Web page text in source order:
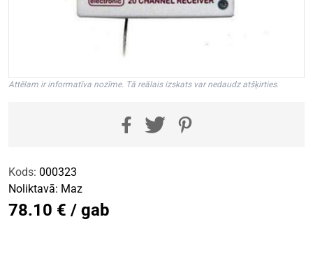
Attēlam ir informatīva nozīme. Tā reālais izskats var nedaudz atšķirties.
Kods: 000323
Noliktavā: Maz
78.10 € / gab